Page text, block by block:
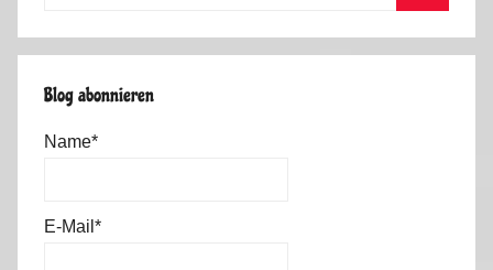
Blog abonnieren
Name*
E-Mail*